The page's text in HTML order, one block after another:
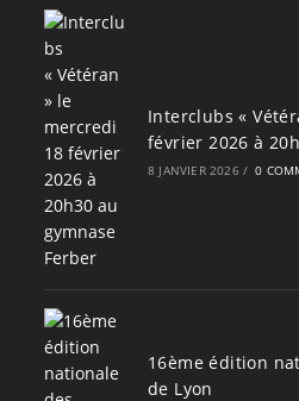
Interclubs «
février 2026 à
8 JANVIER 2026 / 0
16ème édition
de Lyon